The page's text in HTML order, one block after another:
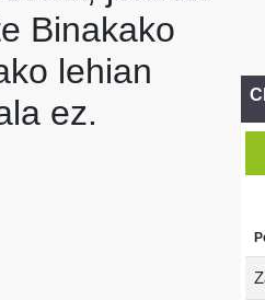
Binakako
lehian
ez.